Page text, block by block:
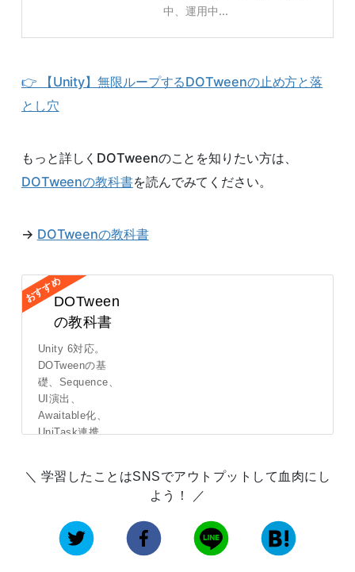
中、運用中...
👉 【Unity】無限ループするDOTweenの止め方と落
とし穴
もっと詳しくDOTweenのことを知りたい方は、
DOTweenの教科書を読んでみてください。
→ DOTweenの教科書
DOTween
の教科書
Unity 6対応。
DOTweenの基
礎、Sequence、
UI演出、
Awaitable化、
UniTask連携、
詳しくはこ
学習したことはSNSでアウトプットして血肉にし
よう！